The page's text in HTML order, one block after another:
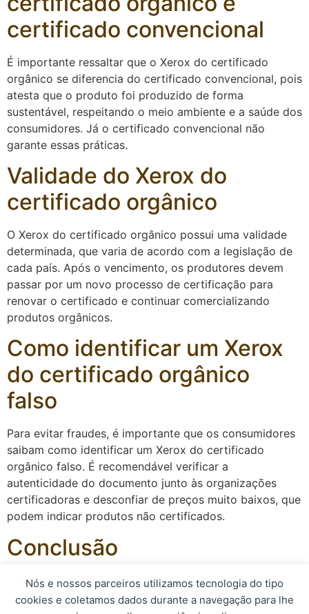
Nós e nossos parceiros utilizamos tecnologia do tipo
cookies e coletamos dados durante a navegação para lhe
certificado convencional
É importante ressaltar que o Xerox do certificado
orgânico se diferencia do certificado convencional, pois
atesta que o produto foi produzido de forma
sustentável, respeitando o meio ambiente e a saúde dos
consumidores. Já o certificado convencional não
garante essas práticas.
Validade do Xerox do
certificado orgânico
O Xerox do certificado orgânico possui uma validade
determinada, que varia de acordo com a legislação de
cada país. Após o vencimento, os produtores devem
passar por um novo processo de certificação para
renovar o certificado e continuar comercializando
produtos orgânicos.
Como identificar um Xerox
do certificado orgânico
falso
Para evitar fraudes, é importante que os consumidores
saibam como identificar um Xerox do certificado
orgânico falso. É recomendável verificar a
autenticidade do documento junto às organizações
certificadoras e desconfiar de preços muito baixos, que
podem indicar produtos não certificados.
Conclusão
Em resumo, o Xerox do certificado orgânico é um
documento essencial para garantir a qualidade e a